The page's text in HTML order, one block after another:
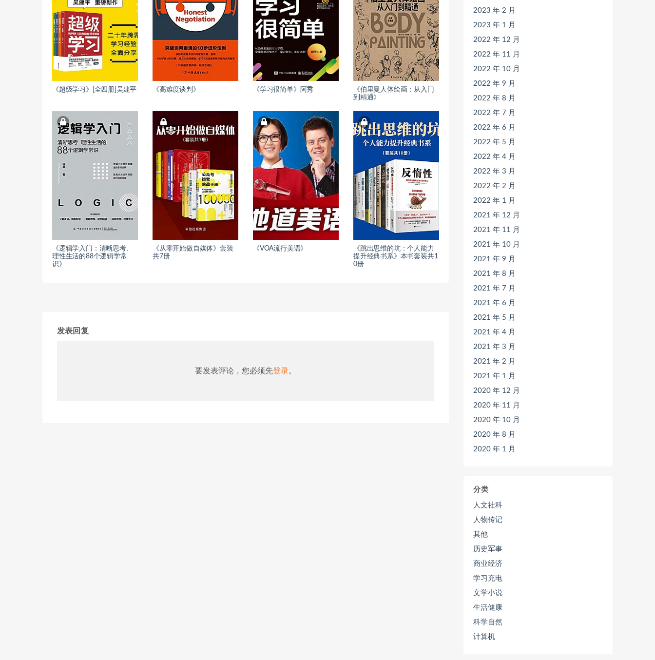
《超级学习》[全四册]吴建平 《高难度谈判》 《学习很简单》阿秀
《伯里曼人体绘画：从入门
到精通》
《逻辑学入门：清晰思考、
理性生活的88个逻辑学常
识》
《从零开始做自媒体》套装
共7册
《VOA流行美语》
《跳出思维的坑：个人能力
提升经典书系》本书套装共1
0册
发表回复
要发表评论，您必须先登录。
2023 年 2 月
2023 年 1 月
2022 年 12 月
2022 年 11 月
2022 年 10 月
2022 年 9 月
2022 年 8 月
2022 年 7 月
2022 年 6 月
2022 年 5 月
2022 年 4 月
2022 年 3 月
2022 年 2 月
2022 年 1 月
2021 年 12 月
2021 年 11 月
2021 年 10 月
2021 年 9 月
2021 年 8 月
2021 年 7 月
2021 年 6 月
2021 年 5 月
2021 年 4 月
2021 年 3 月
2021 年 2 月
2021 年 1 月
2020 年 12 月
2020 年 11 月
2020 年 10 月
2020 年 8 月
2020 年 1 月
分类
人文社科
人物传记
其他
历史军事
商业经济
学习充电
文学小说
生活健康
科学自然
计算机